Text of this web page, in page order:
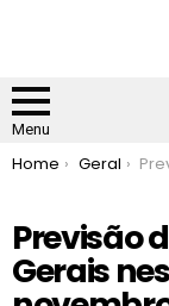
Menu
You are here:
Home Geral Previsão do
Previsão
Gerais